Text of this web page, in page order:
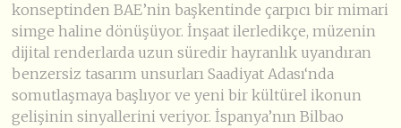
konseptinden BAE’nin başkentinde çarpıcı bir mimari
simge haline dönüşüyor. İnşaat ilerledikçe, müzenin
dijital renderlarda uzun süredir hayranlık uyandıran
benzersiz tasarım unsurları Saadiyat Adası‘nda
somutlaşmaya başlıyor ve yeni bir kültürel ikonun
gelişinin sinyallerini veriyor. İspanya’nın Bilbao